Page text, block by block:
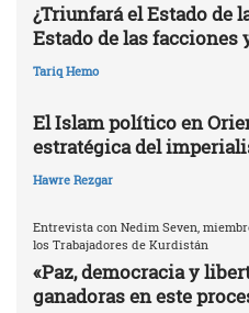
¿Triunfará el Estado de
Estado de las facciones
Tariq Hemo
El Islam político en
estratégica del
Hawre Rezgar
Entrevista con Nedim Seven,
los Trabajadores de Kurdistán
«Paz, democracia y
ganadoras en este